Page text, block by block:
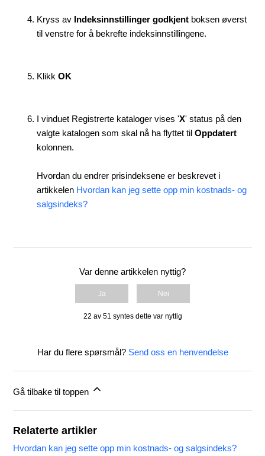
Kryss av Indeksinnstillinger godkjent boksen øverst
til venstre for å bekrefte indeksinnstillingene.
KlikkOK
I vinduet Registrerte kataloger vises 'X' status på den
valgte katalogen som skal nå ha flyttet tilOppdatert
kolonnen.
Hvordan du endrer prisindeksene er beskrevet i
artikkelen Hvordan kan jeg sette opp min kostnads- og
salgsindeks?
Var denne artikkelen nyttig?
Ja Nei
22 av 51 syntes dette var nyttig
Har du flere spørsmål? Send oss en henvendelse
Gå tilbake til toppen
Relaterte artikler
Hvordan kan jeg sette opp min kostnads- og salgsindeks?